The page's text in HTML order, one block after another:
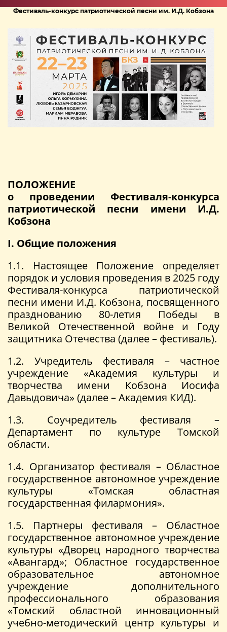
Фестиваль-конкурс патриотической песни им. И.Д. Кобзона
ПОЛОЖЕНИЕ
о проведении Фестиваля-конкурса
патриотической песни имени И.Д.
Кобзона
I. Общие положения
1.1. Настоящее Положение определяет
порядок и условия проведения в 2025 году
Фестиваля-конкурса патриотической
песни имени И.Д. Кобзона, посвященного
празднованию 80-летия Победы в
Великой Отечественной войне и Году
защитника Отечества (далее – фестиваль).
1.2. Учредитель фестиваля – частное
учреждение «Академия культуры и
творчества имени Кобзона Иосифа
Давыдовича» (далее – Академия КИД).
1.3. Соучредитель фестиваля –
Департамент по культуре Томской
области.
1.4. Организатор фестиваля – Областное
государственное автономное учреждение
культуры «Томская областная
государственная филармония».
1.5. Партнеры фестиваля – Областное
государственное автономное учреждение
культуры «Дворец народного творчества
«Авангард»; Областное государственное
образовательное автономное
учреждение дополнительного
профессионального образования
«Томский областной инновационный
учебно-методический центр культуры и